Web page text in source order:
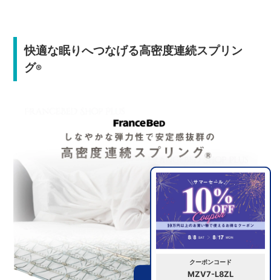
クーポンコード
MZV7-L8ZL
快適な眠りへつなげる高密度連続スプリン
グ®